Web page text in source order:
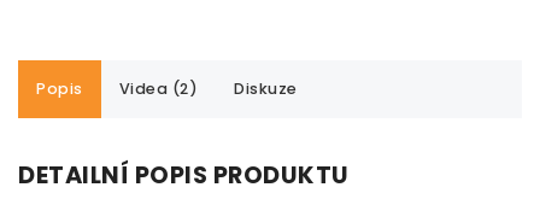
Popis Videa (2) Diskuze
DETAILNÍ POPIS PRODUKTU